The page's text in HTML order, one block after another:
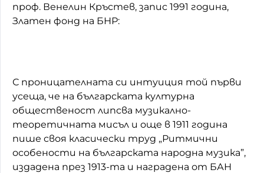
проф. Венелин Кръстев, запис 1991 година,
Златен фонд на БНР:
С проницателната си интуиция той първи
усеща, че на българската културна
общественост липсва музикално-
теоретичната мисъл и още в 1911 година
пише своя класически труд „Ритмични
особености на българската народна музика”,
издадена през 1913-та и наградена от БАН